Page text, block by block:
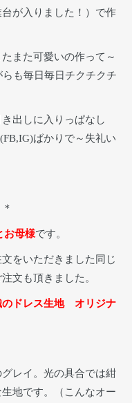
が入りました！）で作
また可愛いの作って～
も毎日毎日チクチクチ
出しに入りっぱなし
ばかりで～失礼い
お母様です。
をいただきました同じ
文も頂きました。
のドレス生地 オリジナ
レイ。光の具合では紺
地です。（こんなオー